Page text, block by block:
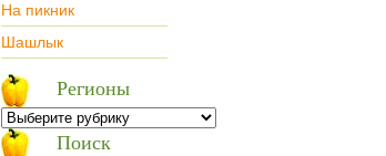
На пикник
Шашлык
Регионы
Поиск